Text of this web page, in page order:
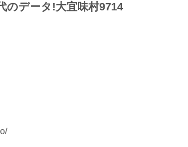
のデータ!大宜味村9714